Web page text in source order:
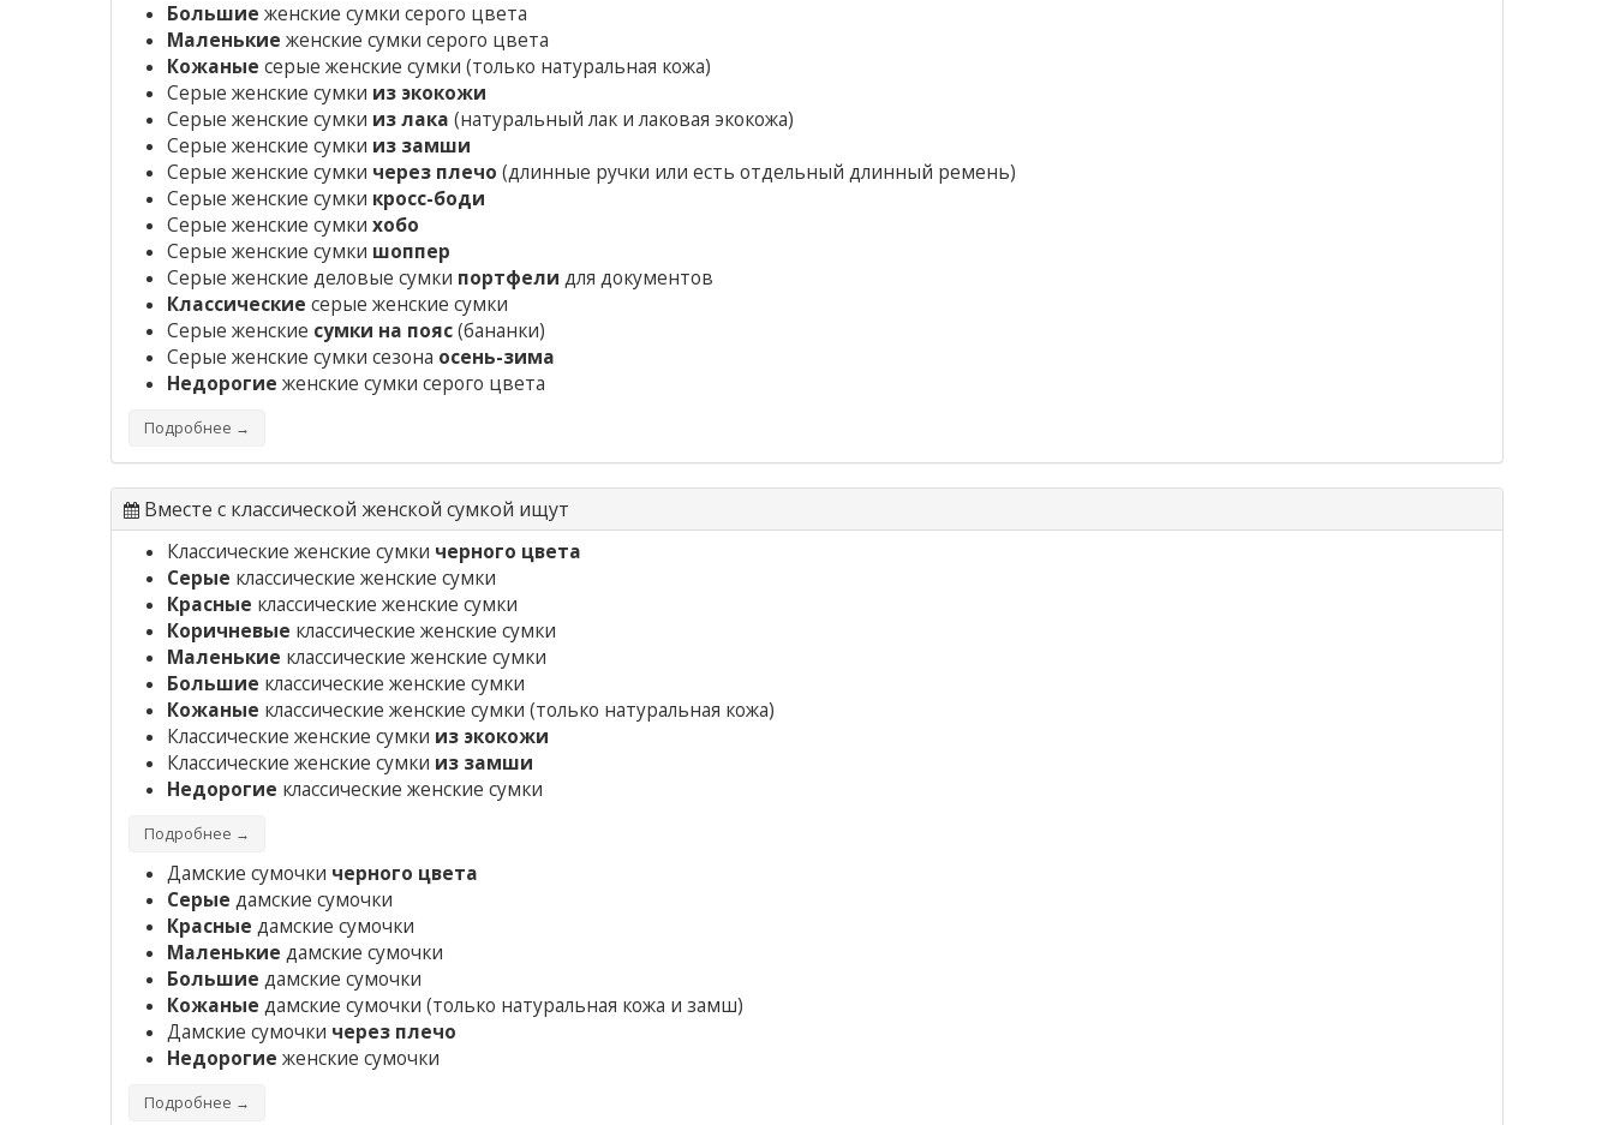
Большие женские сумки серого цвета
Маленькие женские сумки серого цвета
Кожаные серые женские сумки (только натуральная кожа)
Серые женские сумки из экокожи
Серые женские сумки из лака (натуральный лак и лаковая экокожа)
Серые женские сумки из замши
Серые женские сумки через плечо (длинные ручки или есть отдельный длинный ремень)
Серые женские сумки кросс-боди
Серые женские сумки хобо
Серые женские сумки шоппер
Серые женские деловые сумки портфели для документов
Классические серые женские сумки
Серые женские сумки на пояс(бананки)
Серые женские сумки сезона осень-зима
Недорогие женские сумки серого цвета
Подробнее →
Вместе с классической женской сумкой ищут
Классические женские сумки черного цвета
Серые классические женские сумки
Красные классические женские сумки
Коричневые классические женские сумки
Маленькие классические женские сумки
Большие классические женские сумки
Кожаные классические женские сумки (только натуральная кожа)
Классические женские сумки из экокожи
Классические женские сумки из замши
Недорогие классические женские сумки
Подробнее →
Дамские сумочки черного цвета
Серые дамские сумочки
Красные дамские сумочки
Маленькие дамские сумочки
Большие дамские сумочки
Кожаные дамские сумочки (только натуральная кожа и замш)
Дамские сумочки через плечо
Недорогие женские сумочки
Подробнее →